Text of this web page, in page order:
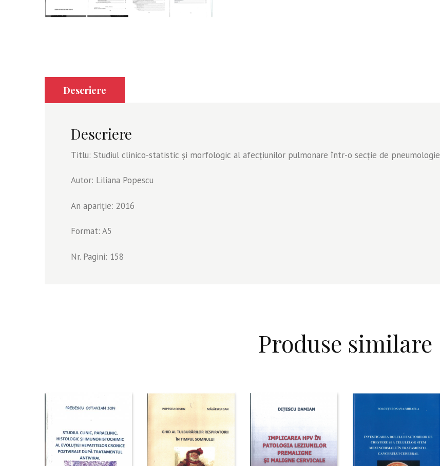
Descriere
Descriere
Titlu: Studiul clinico-statistic și morfologic al afecțiunilor pulmonare într-o secție de pneumologie
Autor: Liliana Popescu
An apariție: 2016
Format: A5
Nr. Pagini: 158
Produse similare